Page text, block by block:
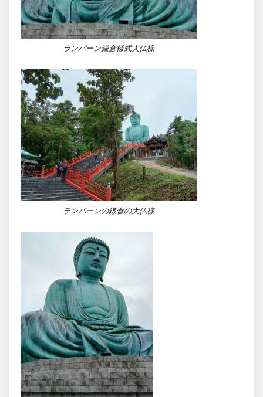
ランパーン鎌倉様式大仏様
ランパーンの鎌倉の大仏様